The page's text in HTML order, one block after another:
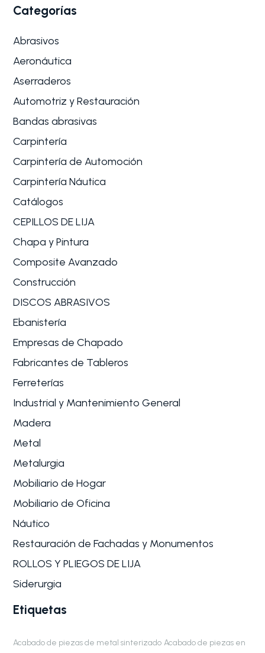
En la industria del procesamiento de vidrio, la precisión
es fundamental. El…
Categorías
Abrasivos
Aeronáutica
Aserraderos
Automotriz y Restauración
Bandas abrasivas
Carpintería
Carpintería de Automoción
Carpintería Náutica
Catálogos
CEPILLOS DE LIJA
Chapa y Pintura
Composite Avanzado
Construcción
DISCOS ABRASIVOS
Ebanistería
Empresas de Chapado
Fabricantes de Tableros
Ferreterías
Industrial y Mantenimiento General
Madera
Metal
Metalurgia
Mobiliario de Hogar
Mobiliario de Oficina
Náutico
Restauración de Fachadas y Monumentos
ROLLOS Y PLIEGOS DE LIJA
Siderurgia
Etiquetas
Acabado de piezas de metal sinterizado Acabado de piezas en